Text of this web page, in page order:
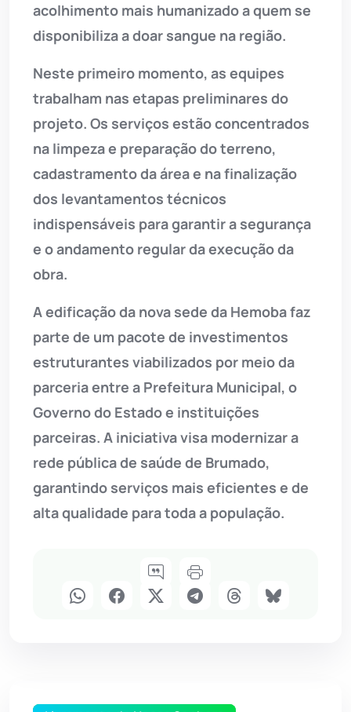
acolhimento mais humanizado a quem se
disponibiliza a doar sangue na região.
Neste primeiro momento, as equipes
trabalham nas etapas preliminares do
projeto. Os serviços estão concentrados
na limpeza e preparação do terreno,
cadastramento da área e na finalização
dos levantamentos técnicos
indispensáveis para garantir a segurança
e o andamento regular da execução da
obra.
A edificação da nova sede da Hemoba faz
parte de um pacote de investimentos
estruturantes viabilizados por meio da
parceria entre a Prefeitura Municipal, o
Governo do Estado e instituições
parceiras. A iniciativa visa modernizar a
rede pública de saúde de Brumado,
garantindo serviços mais eficientes e de
alta qualidade para toda a população.